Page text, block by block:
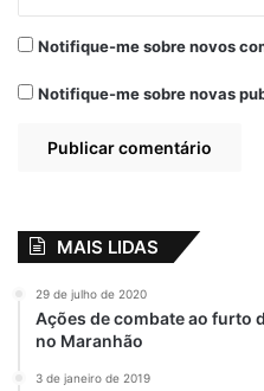
Notifique-me sobre novos
Notifique-me sobre novas
MAIS LIDAS
29 de julho de 2020
Ações de combate ao furto
no Maranhão
3 de janeiro de 2019